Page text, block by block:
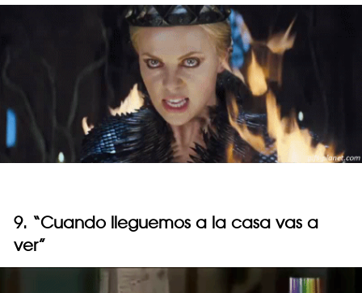
9. “Cuando lleguemos a la casa vas a
ver”